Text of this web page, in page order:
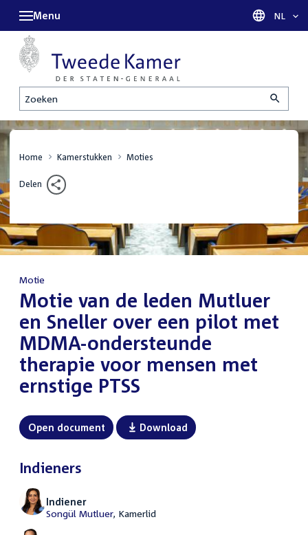
Zoeken
Menu Taal
NL
Home Kamerstukken Moties
Delen
Motie
:Motie van de leden Mutluer
en Sneller over een pilot met
MDMA-ondersteunde
therapie voor mensen met
ernstige PTSS
Open document Download
Indieners
Indiener
Songül Mutluer, Kamerlid